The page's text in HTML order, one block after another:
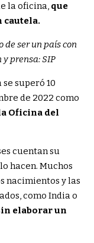
la oficina, que
cautela.
de ser un país con
y prensa: SIP
superó 10
de 2022 como
Oficina del
cuentan su
hacen. Muchos
nacimientos y las
como India o
elaborar un